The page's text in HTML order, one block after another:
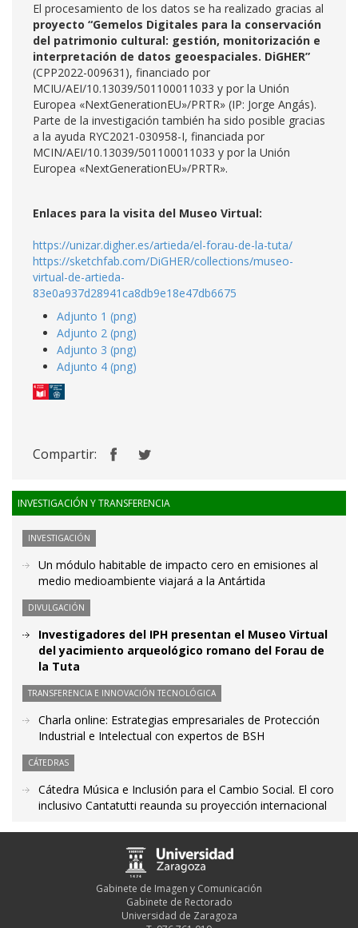
El procesamiento de los datos se ha realizado gracias al
proyecto “Gemelos Digitales para la conservación
del patrimonio cultural: gestión, monitorización e
interpretación de datos geoespaciales. DiGHER”
(CPP2022-009631), financiado por
MCIU/AEI/10.13039/501100011033 y por la Unión
Europea «NextGenerationEU»/PRTR» (IP: Jorge Angás).
Parte de la investigación también ha sido posible gracias
a la ayuda RYC2021-030958-I, financiada por
MCIN/AEI/10.13039/501100011033 y por la Unión
Europea «NextGenerationEU»/PRTR».
Enlaces para la visita del Museo Virtual:
https://unizar.digher.es/artieda/el-forau-de-la-tuta/
https://sketchfab.com/DiGHER/collections/museo-
virtual-de-artieda-
83e0a937d28941ca8db9e18e47db6675
Adjunto 1 (png)
Adjunto 2 (png)
Adjunto 3 (png)
Adjunto 4 (png)
Compartir:
INVESTIGACIÓN Y TRANSFERENCIA
INVESTIGACIÓN
Un módulo habitable de impacto cero en emisiones al
medio medioambiente viajará a la Antártida
DIVULGACIÓN
Investigadores del IPH presentan el Museo Virtual
del yacimiento arqueológico romano del Forau de
la Tuta
TRANSFERENCIA E INNOVACIÓN TECNOLÓGICA
Charla online: Estrategias empresariales de Protección
Industrial e Intelectual con expertos de BSH
CÁTEDRAS
Cátedra Música e Inclusión para el Cambio Social. El coro
inclusivo Cantatutti reaunda su proyección internacional
Gabinete de Imagen y Comunicación
Gabinete de Rectorado
Universidad de Zaragoza